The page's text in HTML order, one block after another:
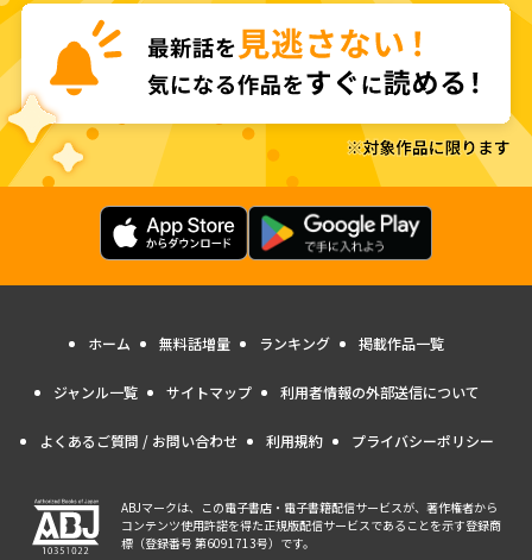
ホーム 無料話増量 ランキング 掲載作品一覧
ジャンル一覧 サイトマップ 利用者情報の外部送信について
よくあるご質問 / お問い合わせ 利用規約 プライバシーポリシー
ABJマークは、この電子書店・電子書籍配信サービスが、著作権者から
コンテンツ使用許諾を得た正規版配信サービスであることを示す登録商
標（登録番号 第6091713号）です。